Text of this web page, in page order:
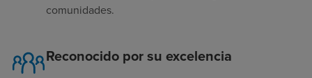
comunidades.
Reconocido por su excelencia